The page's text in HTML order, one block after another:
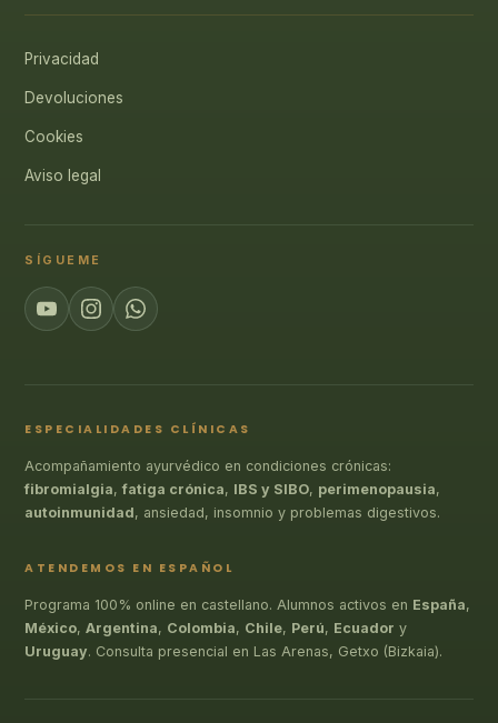
Privacidad
Devoluciones
Cookies
Aviso legal
SÍGUEME
ESPECIALIDADES CLÍNICAS
Acompañamiento ayurvédico en condiciones crónicas:
fibromialgia,fatiga crónica, IBS y SIBO, perimenopausia,
autoinmunidad, ansiedad, insomnio y problemas digestivos.
ATENDEMOS EN ESPAÑOL
Programa 100% online en castellano. Alumnos activos en España,
México, Argentina, Colombia, Chile, Perú, Ecuador y
Uruguay. Consulta presencial en Las Arenas, Getxo (Bizkaia).